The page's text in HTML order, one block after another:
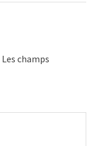
Les champs